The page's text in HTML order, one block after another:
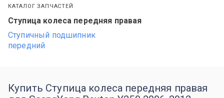
КАТАЛОГ ЗАПЧАСТЕЙ
Ступица колеса передняя правая
Ступичный подшипник
передний
Купить Ступица колеса передняя правая